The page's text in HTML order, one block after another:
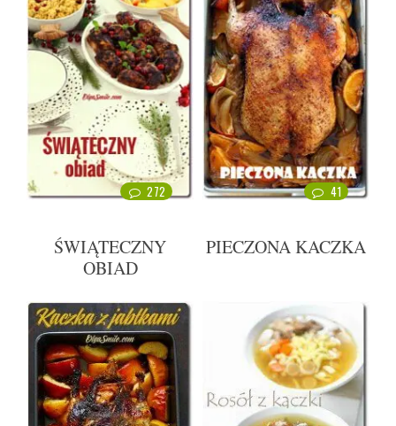
272
ŚWIĄTECZNY
OBIAD
41
PIECZONA KACZKA